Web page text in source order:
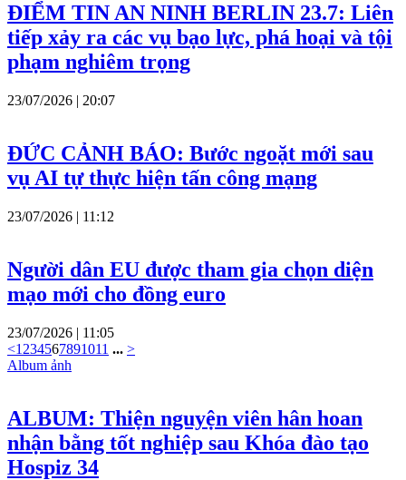
ĐIỂM TIN AN NINH BERLIN 23.7: Liên
tiếp xảy ra các vụ bạo lực, phá hoại và tội
phạm nghiêm trọng
23/07/2026 | 20:07
ĐỨC CẢNH BÁO: Bước ngoặt mới sau
vụ AI tự thực hiện tấn công mạng
23/07/2026 | 11:12
Người dân EU được tham gia chọn diện
mạo mới cho đồng euro
23/07/2026 | 11:05
<1 234567891011 ... >
Album ảnh
ALBUM: Thiện nguyện viên hân hoan
nhận bằng tốt nghiệp sau Khóa đào tạo
Hospiz 34